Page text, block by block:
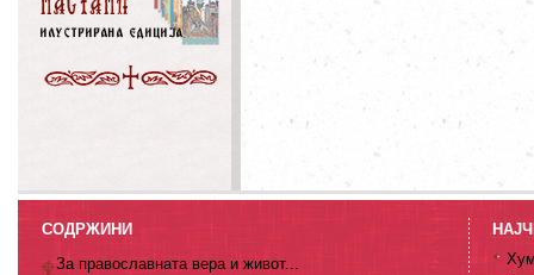
СОДРЖИНИ
За православната вера и живот...